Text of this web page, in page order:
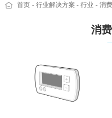
首页 行业解决方案 行业 消
消